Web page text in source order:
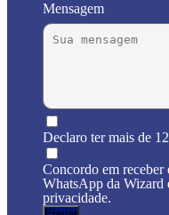
Mensagem
Declaro ter mais de
Concordo em receber
WhatsApp da Wizard
privacidade.